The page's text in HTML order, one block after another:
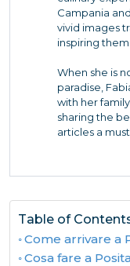
Campania
vivid images
inspiring
When she is
paradise,
with her
sharing the
articles a
Table of
Come arrivare a
Cosa fare a